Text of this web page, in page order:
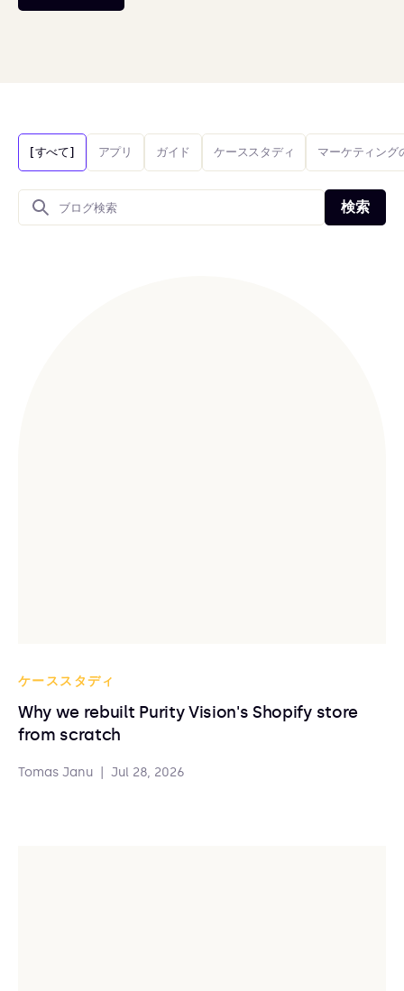
[すべて] アプリ ガイド ケーススタディ マーケティング
ケーススタディ
Why we rebuilt Purity Vision's Shopify store
from scratch
Tomas Janu Jul 28, 2026